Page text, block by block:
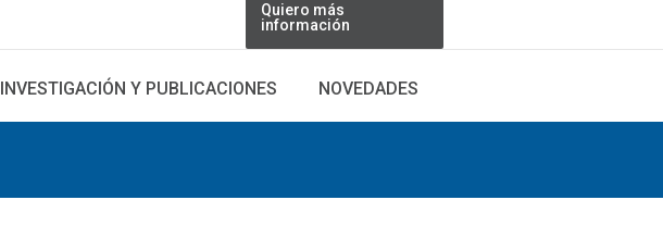
Quiero más
información
INVESTIGACIÓN Y PUBLICACIONES NOVEDADES